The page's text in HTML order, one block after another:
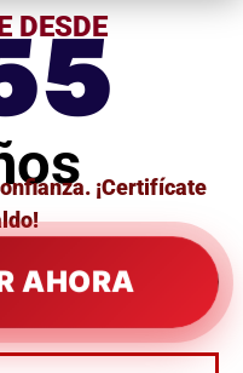
DESDE
¡Certifícate
AHORA